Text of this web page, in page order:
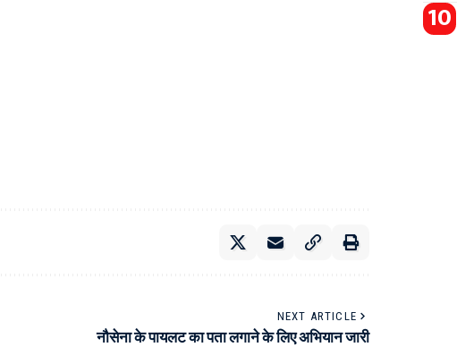
NEXT ARTICLE
नौसेना के पायलट का पता लगाने के लिए अभियान जारी